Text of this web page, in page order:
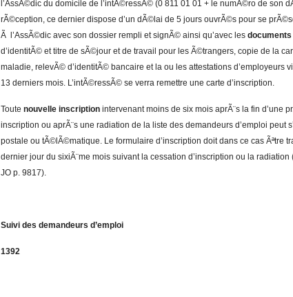
l’AssÃ©dic du domicile de l’intÃ©ressÃ© (0 811 01 01 + le numÃ©ro de son
rÃ©ception, ce dernier dispose d’un dÃ©lai de 5 jours ouvrÃ©s pour se
Ã l’AssÃ©dic avec son dossier rempli et signÃ© ainsi qu’avec les
d’identitÃ© et titre de sÃ©jour et de travail pour les Ã©trangers, copie de la
maladie, relevÃ© d’identitÃ© bancaire et la ou les attestations d’employeurs
13 derniers mois. L’intÃ©ressÃ© se verra remettre une carte d’inscription.
Toute nouvelle inscription intervenant moins de six mois aprÃ¨s la fin d’une
inscription ou aprÃ¨s une radiation de la liste des demandeurs d’emploi peut
postale ou tÃ©lÃ©matique. Le formulaire d’inscription doit dans ce cas Ãªtre
dernier jour du sixiÃ¨me mois suivant la cessation d’inscription ou la radiation
JO p. 9817).
Suivi des demandeurs d’emploi
1392